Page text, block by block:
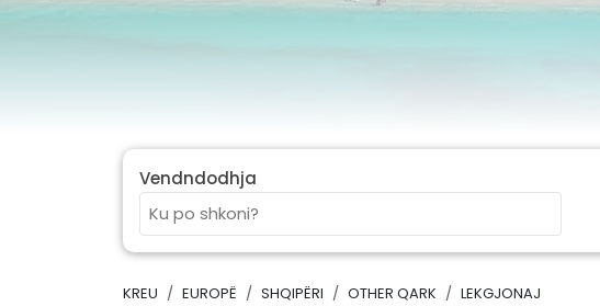
Vendndodhja
KREU EUROPË SHQIPËRI OTHER QARK LEKGJONAJ